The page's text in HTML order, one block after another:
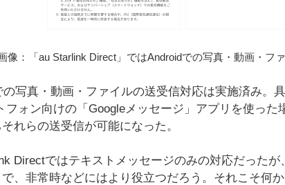
像：「au Starlink Direct」ではAndroidでの写真・動画・フ
の写真・動画・ファイルの送受信対応は実施済み。
フォン向けの「Googleメッセージ」アプリを使った
れらの送受信が可能になった。
Directではテキストメッセージのみの対応だった
、非常時などにはより役立つだろう。それこそ何